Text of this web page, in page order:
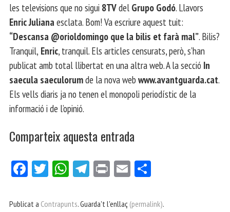
les televisions que no sigui 8TVdel Grupo Godó. Llavors
Enric Juliana esclata. Bom! Va escriure aquest tuit:
“Descansa @orioldomingo que la bilis et farà mal”. Bilis?
Tranquil, Enric, tranquil. Els articles censurats, però, s’han
publicat amb total llibertat en una altra web. A la secció In
saecula saeculorumde la nova web www.avantguarda.cat.
Els vells diaris ja no tenen el monopoli periodístic de la
informació i de l’opinió.
Comparteix aquesta entrada
Fa
bo
Tw
er
W
ts
Te
gr
Pri E
ail pa
Publicat a Contrapunts. Guarda't l'enllaç (permalink).